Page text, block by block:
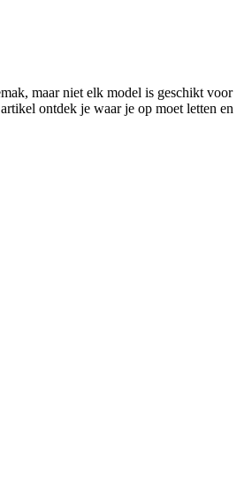
maar niet elk model is geschikt voor
ontdek je waar je op moet letten en